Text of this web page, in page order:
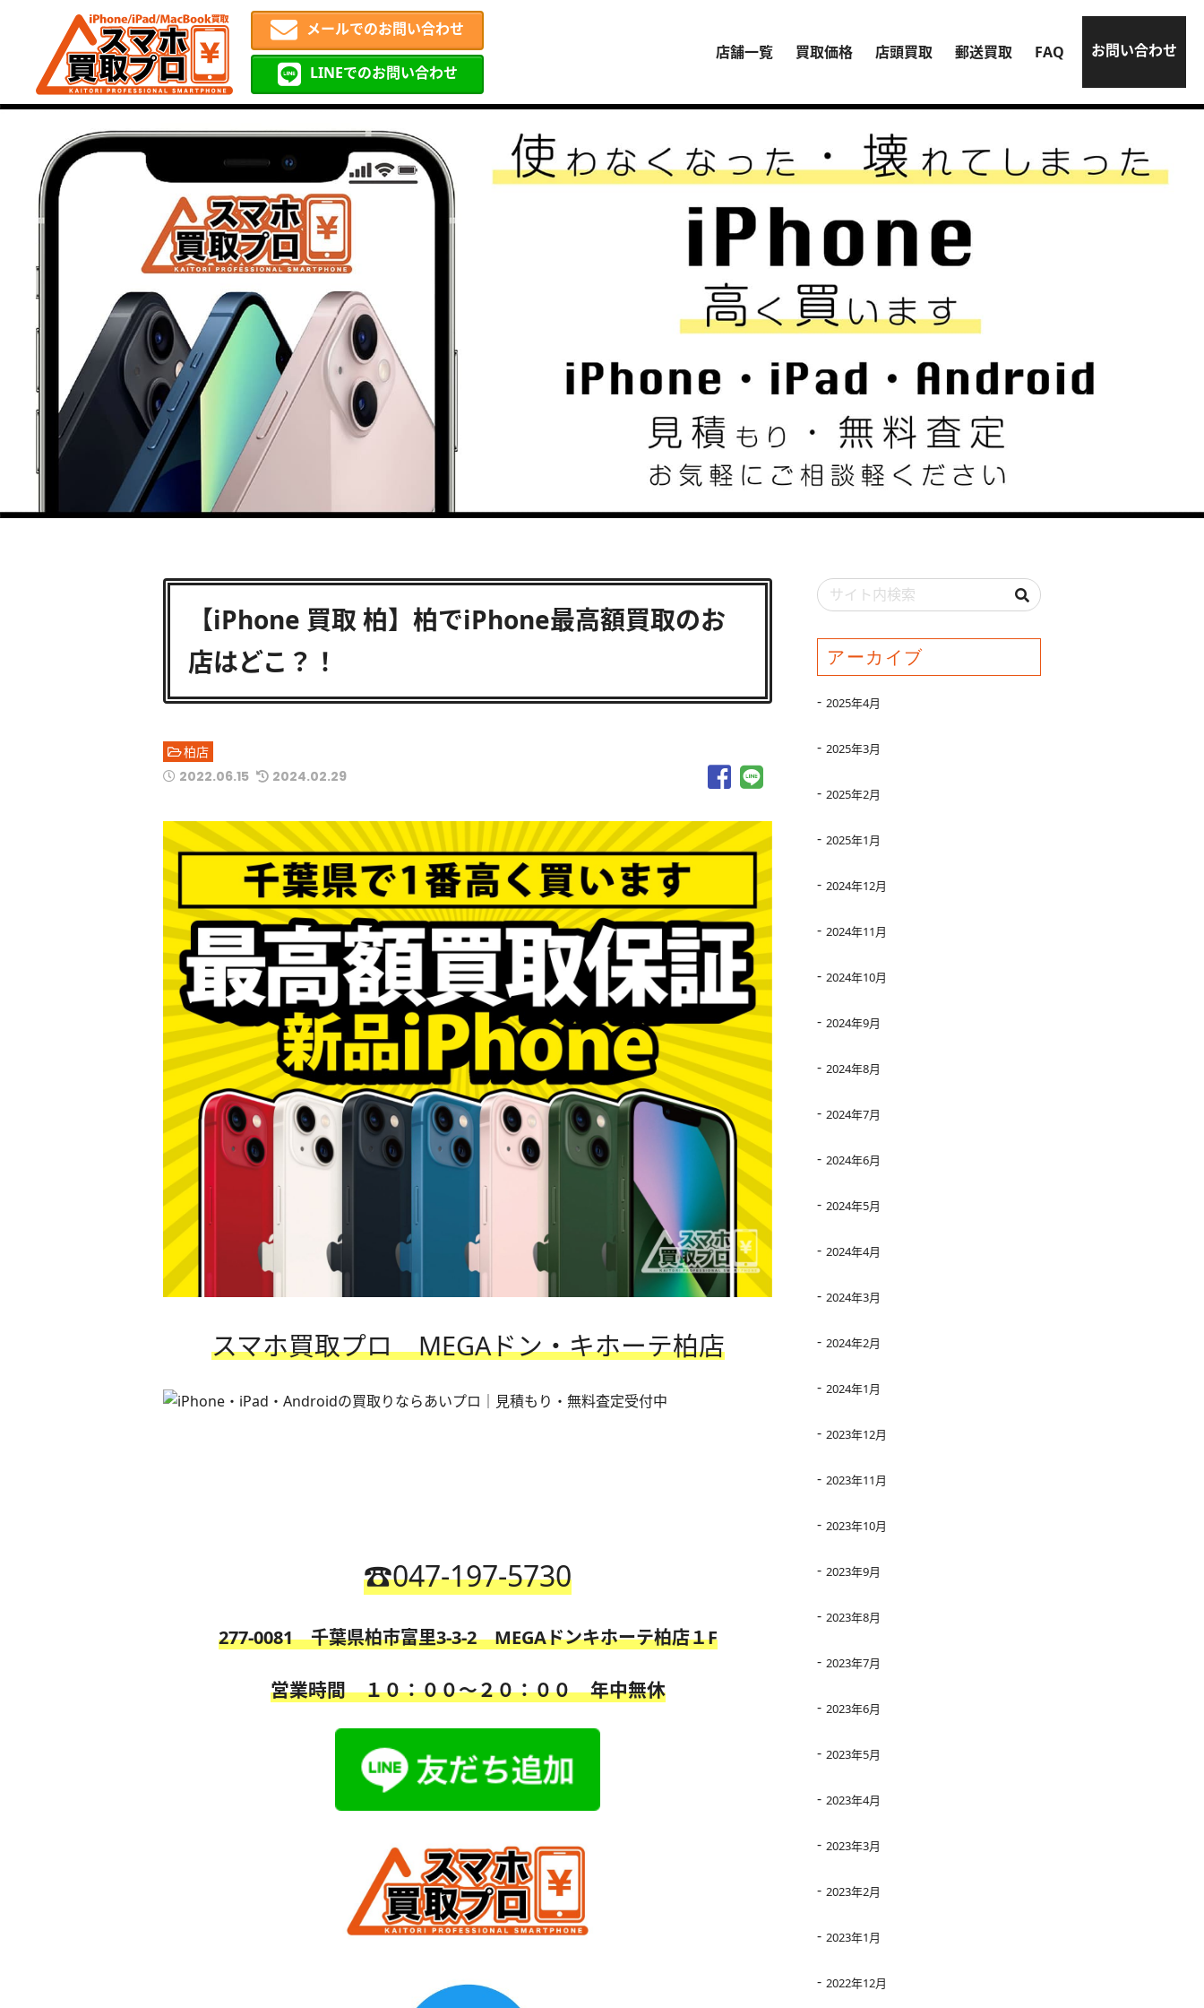
メールでのお問い合わせ
LINEでのお問い合わせ
店舗一覧 買取価格 店頭買取 郵送買取 FAQ お問い合わせ
【iPhone 買取 柏】柏でiPhone最高額買取のお
店はどこ？！
柏店
2022.06.15 2024.02.29
スマホ買取プロ MEGAドン・キホーテ柏店
☎️047-197-5730
277-0081 千葉県柏市富里3-3-2 MEGAドンキホーテ柏店１F
営業時間 １０：００〜２０：００年中無休
アーカイブ
2025年4月
2025年3月
2025年2月
2025年1月
2024年12月
2024年11月
2024年10月
2024年9月
2024年8月
2024年7月
2024年6月
2024年5月
2024年4月
2024年3月
2024年2月
2024年1月
2023年12月
2023年11月
2023年10月
2023年9月
2023年8月
2023年7月
2023年6月
2023年5月
2023年4月
2023年3月
2023年2月
2023年1月
2022年12月